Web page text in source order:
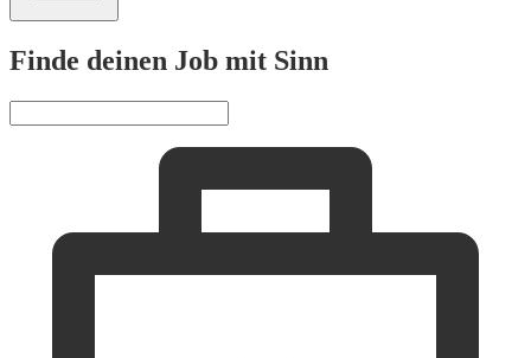
Finde deinen Job mit Sinn